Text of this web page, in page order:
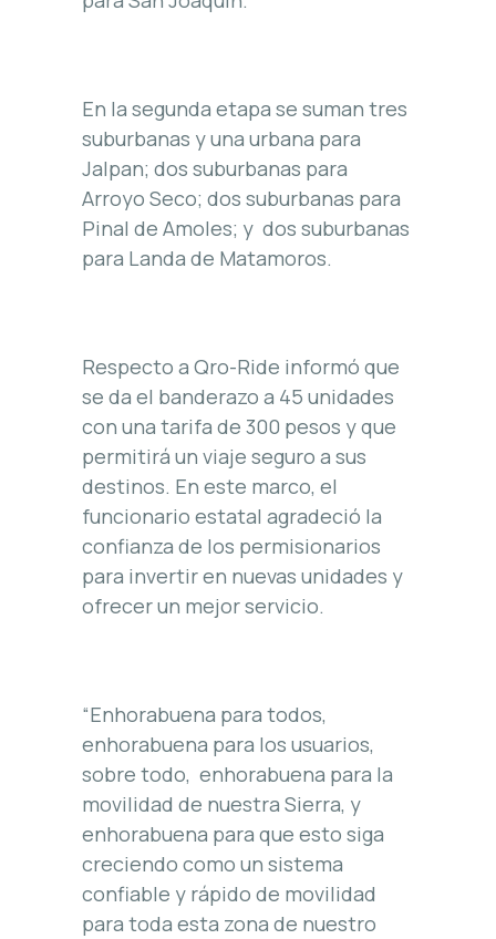
En la segunda etapa se suman tres
suburbanas y una urbana para
Jalpan; dos suburbanas para
Arroyo Seco; dos suburbanas para
Pinal de Amoles; y dos suburbanas
para Landa de Matamoros.
Respecto a Qro-Ride informó que
se da el banderazo a 45 unidades
con una tarifa de 300 pesos y que
permitirá un viaje seguro a sus
destinos. En este marco, el
funcionario estatal agradeció la
confianza de los permisionarios
para invertir en nuevas unidades y
ofrecer un mejor servicio.
“Enhorabuena para todos,
enhorabuena para los usuarios,
sobre todo, enhorabuena para la
movilidad de nuestra Sierra, y
enhorabuena para que esto siga
creciendo como un sistema
confiable y rápido de movilidad
para toda esta zona de nuestro